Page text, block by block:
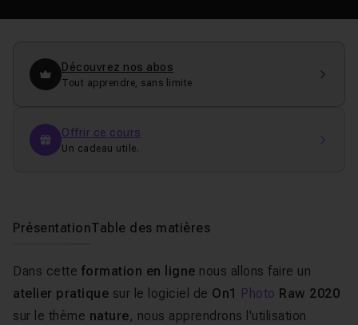
Découvrez nos abos
Tout apprendre, sans limite
Offrir ce cours
Un cadeau utile.
PrésentationTable des matières
Dans cette formation en ligne nous allons faire un
atelier pratique sur le logiciel de On1 Photo Raw 2020
sur le thème nature, nous apprendrons l'utilisation